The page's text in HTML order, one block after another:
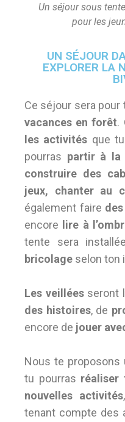
Un séjour sous
pour les
UN SÉJOUR
EXPLORER LA
Ce séjour sera pour
vacances en forêt.
les activités que
pourras partir à la
construire des
jeux, chanter au
également faire
encore
lire à
tente sera
bricolage selon ton
Les veilléesseront
des histoires, de
encore de jouer
Nous te proposons
tu pourras réaliser
nouvelles activités
tenant compte des